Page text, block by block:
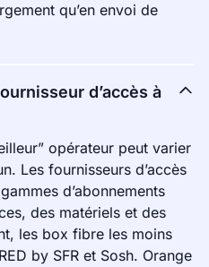
qu’en envoi de
d’accès à
opérateur peut varier
Les fournisseurs d’accès
d’abonnements
des matériels et des
les box fibre les moins
by SFR et Sosh. Orange